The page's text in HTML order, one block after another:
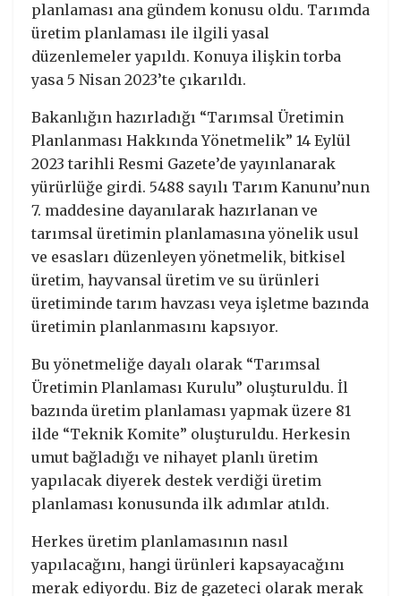
planlaması ana gündem konusu oldu. Tarımda
üretim planlaması ile ilgili yasal
düzenlemeler yapıldı. Konuya ilişkin torba
yasa 5 Nisan 2023’te çıkarıldı.
Bakanlığın hazırladığı “Tarımsal Üretimin
Planlanması Hakkında Yönetmelik” 14 Eylül
2023 tarihli Resmi Gazete’de yayınlanarak
yürürlüğe girdi. 5488 sayılı Tarım Kanunu’nun
7. maddesine dayanılarak hazırlanan ve
tarımsal üretimin planlamasına yönelik usul
ve esasları düzenleyen yönetmelik, bitkisel
üretim, hayvansal üretim ve su ürünleri
üretiminde tarım havzası veya işletme bazında
üretimin planlanmasını kapsıyor.
Bu yönetmeliğe dayalı olarak “Tarımsal
Üretimin Planlaması Kurulu” oluşturuldu. İl
bazında üretim planlaması yapmak üzere 81
ilde “Teknik Komite” oluşturuldu. Herkesin
umut bağladığı ve nihayet planlı üretim
yapılacak diyerek destek verdiği üretim
planlaması konusunda ilk adımlar atıldı.
Herkes üretim planlamasının nasıl
yapılacağını, hangi ürünleri kapsayacağını
merak ediyordu. Biz de gazeteci olarak merak